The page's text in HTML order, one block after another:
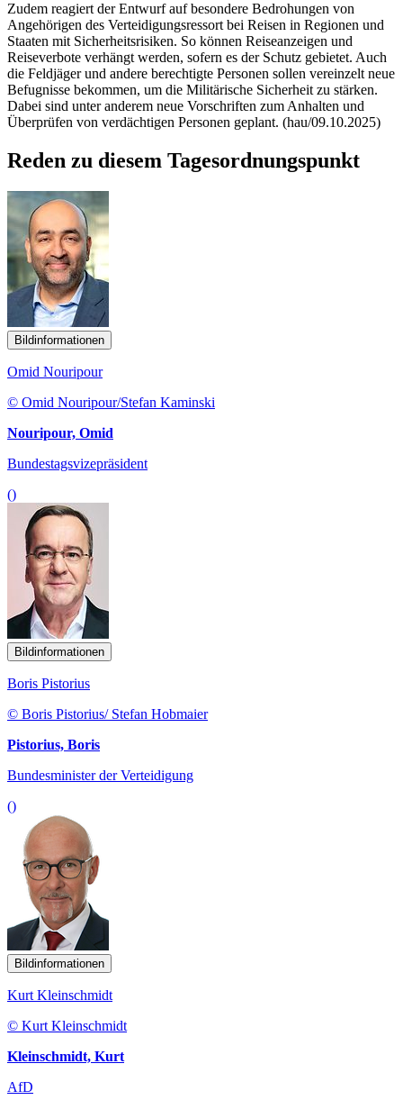
Zudem reagiert der Entwurf auf besondere Bedrohungen von
Angehörigen des Verteidigungsressort bei Reisen in Regionen und
Staaten mit Sicherheitsrisiken. So können Reiseanzeigen und
Reiseverbote verhängt werden, sofern es der Schutz gebietet. Auch
die Feldjäger und andere berechtigte Personen sollen vereinzelt neue
Befugnisse bekommen, um die Militärische Sicherheit zu stärken.
Dabei sind unter anderem neue Vorschriften zum Anhalten und
Überprüfen von verdächtigen Personen geplant. (hau/09.10.2025)
Reden zu diesem Tagesordnungspunkt
Bildinformationen
Omid Nouripour
© Omid Nouripour/Stefan Kaminski
Nouripour, Omid
Bundestagsvizepräsident
()
Bildinformationen
Boris Pistorius
© Boris Pistorius/ Stefan Hobmaier
Pistorius, Boris
Bundesminister der Verteidigung
()
Bildinformationen
Kurt Kleinschmidt
© Kurt Kleinschmidt
Kleinschmidt, Kurt
AfD